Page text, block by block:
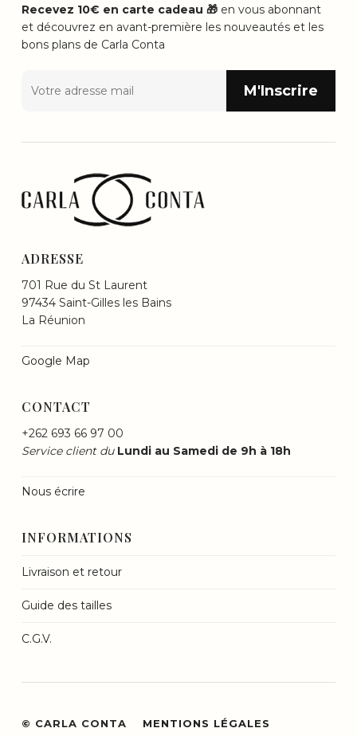
Recevez 10€ en carte cadeau 🎁en vous abonnant
et découvrez en avant-première les nouveautés et les
bons plans de Carla Conta
ADRESSE
701 Rue du St Laurent
97434 Saint-Gilles les Bains
La Réunion
Google Map
CONTACT
+262 693 66 97 00
Service client du Lundi au Samedi de 9h à 18h
Nous écrire
INFORMATIONS
Livraison et retour
Guide des tailles
C.G.V.
© CARLA CONTA MENTIONS LÉGALES